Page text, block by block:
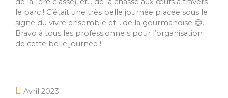
le parc ! C’était une très belle journée placée sous le
signe du vivre ensemble et …de la gourmandise 😊.
Bravo à tous les professionnels pour l’organisation
de cette belle journée !
Avril 2023